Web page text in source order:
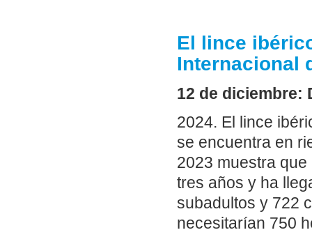
El lince
Internacional
12 de diciembre:
2024. El lince
se encuentra en
2023 muestra
tres años y ha
subadultos y 722
necesitarían 750